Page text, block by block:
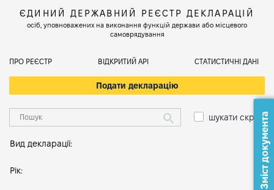
ЄДИНИЙ ДЕРЖАВНИЙ РЕЄСТР ДЕКЛАРАЦІЙ
осіб, уповноважених на виконання функцій держави або місцевого
самоврядування
ПРО РЕЄСТР ВІДКРИТИЙ АРІ СТАТИСТИЧНІ ДАНІ
Подати декларацію
шукати скрізь
Вид декларації:
Рік: Зміст документа